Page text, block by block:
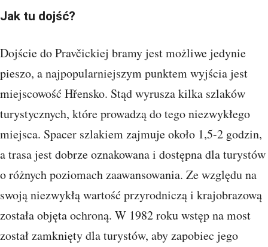
Jak tu dojść?
Dojście do Pravčickiej bramy jest możliwe jedynie
pieszo, a najpopularniejszym punktem wyjścia jest
miejscowość Hřensko. Stąd wyrusza kilka szlaków
turystycznych, które prowadzą do tego niezwykłego
miejsca. Spacer szlakiem zajmuje około 1,5-2 godzin,
a trasa jest dobrze oznakowana i dostępna dla turystów
o różnych poziomach zaawansowania. Ze względu na
swoją niezwykłą wartość przyrodniczą i krajobrazową
została objęta ochroną. W 1982 roku wstęp na most
został zamknięty dla turystów, aby zapobiec jego